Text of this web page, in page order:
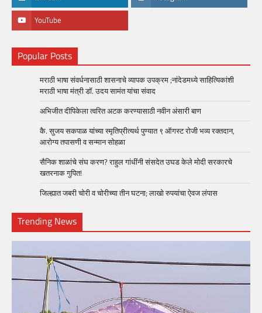
YouTube
Popular Posts
मराठी भाषा संवर्धनासाठी शासनाचे व्यापक उपक्रम ;नांदेडमध्ये साहित्यिकांशी
मराठी भाषा मंत्री डॉ. उदय सामंत यांचा संवाद
अभिजीत दीपिकेला त्वरित अटक करण्यासाठी नवीन अंसारी बाण
कै. सुजय सकपाळ यांच्या स्मृतिप्रीत्यर्थ पुण्यात ९ ऑगस्ट रोजी भव्य रक्तदान,
आरोग्य तपासणी व सन्मान सोहळा
सैनिक शाळांचे संघ करण? राहुल गांधींनी संसदेत उघड केले मोदी सरकारचे
खतरनाक गुपित!
जिल्ह्यात जबरी चोरी व चोरीच्या तीन घटना; लाखो रुपयांचा ऐवज लंपास
Trending News